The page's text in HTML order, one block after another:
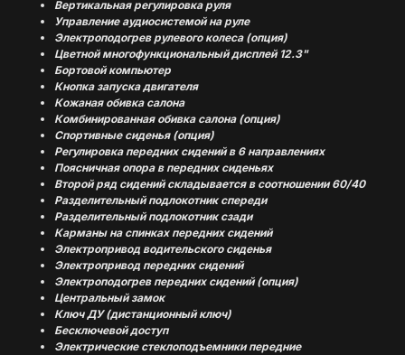
Вертикальная регулировка руля
Управление аудиосистемой на руле
Электроподогрев рулевого колеса (опция)
Цветной многофункциональный дисплей 12.3"
Бортовой компьютер
Кнопка запуска двигателя
Кожаная обивка салона
Комбинированная обивка салона (опция)
Спортивные сиденья (опция)
Регулировка передних сидений в 6 направлениях
Поясничная опора в передних сиденьях
Второй ряд сидений складывается в соотношении 60/40
Разделительный подлокотник спереди
Разделительный подлокотник сзади
Карманы на спинках передних сидений
Электропривод водительского сиденья
Электропривод передних сидений
Электроподогрев передних сидений (опция)
Центральный замок
Ключ ДУ (дистанционный ключ)
Бесключевой доступ
Электрические стеклоподъемники передние